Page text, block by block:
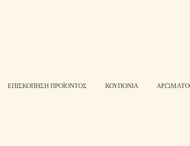
ΕΠΙΣΚΟΠΗΣΗ ΠΡΟΪΟΝΤΟΣ ΚΟΥΠΟΝΙΑ